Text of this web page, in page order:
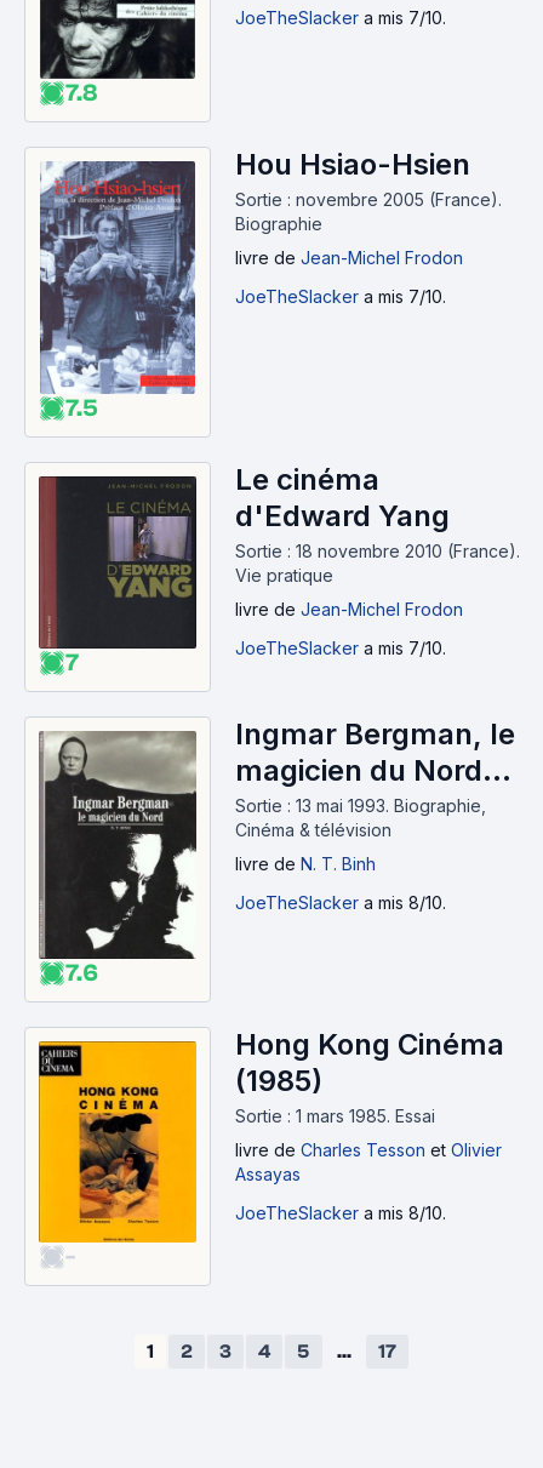
7.8
JoeTheSlacker a mis 7/10.
7.5
Hou Hsiao-Hsien
Sortie : novembre 2005 (France).
Biographie
livre de Jean-Michel Frodon
JoeTheSlacker a mis 7/10.
7
Le cinéma
d'Edward Yang
Sortie : 18 novembre 2010 (France).
Vie pratique
livre de Jean-Michel Frodon
JoeTheSlacker a mis 7/10.
7.6
Ingmar Bergman, le
magicien du Nord
(1993)
Sortie : 13 mai 1993. Biographie,
Cinéma & télévision
livre de N. T. Binh
JoeTheSlacker a mis 8/10.
-
Hong Kong Cinéma
(1985)
Sortie : 1 mars 1985. Essai
livre de Charles Tesson et Olivier
Assayas
JoeTheSlacker a mis 8/10.
1 2 3 4 5 ... 17